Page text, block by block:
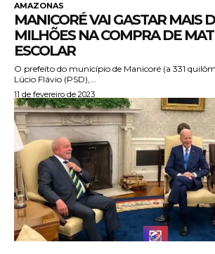
AMAZONAS
MANICORÉ VAI GASTAR MAIS
MILHÕES NA COMPRA DE
ESCOLAR
O prefeito do município de Manicoré (a 331
Lúcio Flávio (PSD),...
11 de fevereiro de 2023